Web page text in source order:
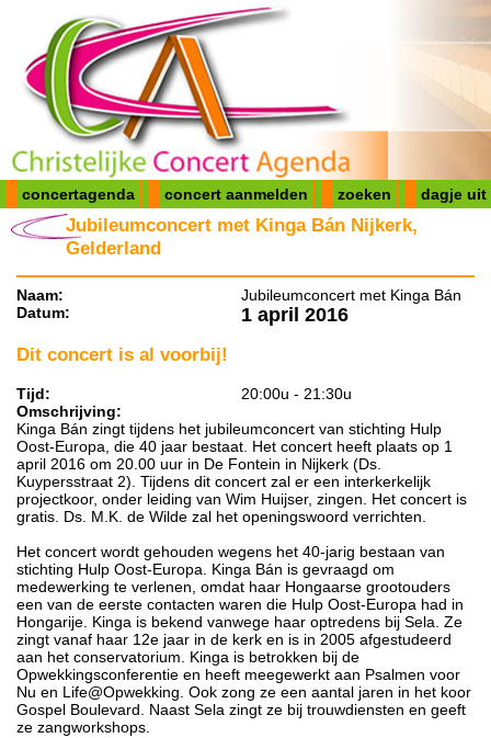
concertagenda concert aanmelden zoeken dagje uit
Jubileumconcert met Kinga Bán Nijkerk,
Gelderland
Naam:
Jubileumconcert met Kinga Bán
Datum:
1 april 2016
Dit concert is al voorbij!
Tijd:
20:00u - 21:30u
Omschrijving:
Kinga Bán zingt tijdens het jubileumconcert van stichting Hulp
Oost-Europa, die 40 jaar bestaat. Het concert heeft plaats op 1
april 2016 om 20.00 uur in De Fontein in Nijkerk (Ds.
Kuypersstraat 2). Tijdens dit concert zal er een interkerkelijk
projectkoor, onder leiding van Wim Huijser, zingen. Het concert is
gratis. Ds. M.K. de Wilde zal het openingswoord verrichten.
Het concert wordt gehouden wegens het 40-jarig bestaan van
stichting Hulp Oost-Europa. Kinga Bán is gevraagd om
medewerking te verlenen, omdat haar Hongaarse grootouders
een van de eerste contacten waren die Hulp Oost-Europa had in
Hongarije. Kinga is bekend vanwege haar optredens bij Sela. Ze
zingt vanaf haar 12e jaar in de kerk en is in 2005 afgestudeerd
aan het conservatorium. Kinga is betrokken bij de
Opwekkingsconferentie en heeft meegewerkt aan Psalmen voor
Nu en Life@Opwekking. Ook zong ze een aantal jaren in het koor
Gospel Boulevard. Naast Sela zingt ze bij trouwdiensten en geeft
ze zangworkshops.